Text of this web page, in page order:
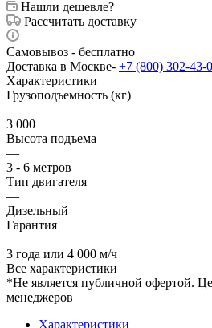
Нашли дешевле?
Рассчитать доставку
Самовывоз - бесплатно
Доставка в Москве- +7 (800) 302-43-
Характеристики
Грузоподъемность (кг)
—
3 000
Высота подъема
—
3 - 6 метров
Тип двигателя
—
Дизельный
Гарантия
—
3 года или 4 000 м/ч
Все характеристики
*Не является публичной офертой.
менеджеров
Характеристики